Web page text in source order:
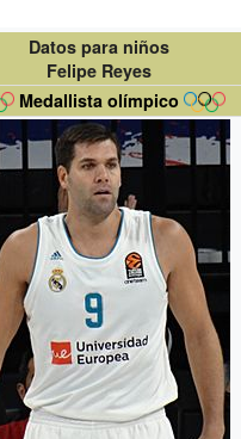
Datos para niños
Felipe Reyes
Medallista olímpico